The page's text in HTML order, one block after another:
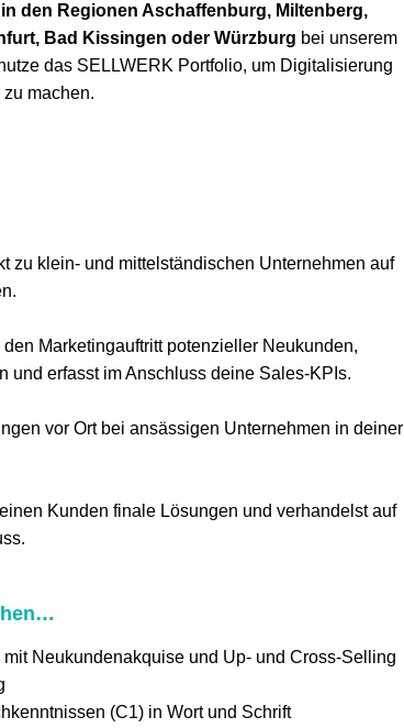
den Regionen Aschaffenburg, Miltenberg,
Bad Kissingen oder Würzburg bei unserem
das SELLWERK Portfolio, um Digitalisierung
machen.
zu klein- und mittelständischen Unternehmen auf
Marketingauftritt potenzieller Neukunden,
und erfasst im Anschluss deine Sales-KPIs.
vor Ort bei ansässigen Unternehmen in deiner
Kunden finale Lösungen und verhandelst auf
Neukundenakquise und Up- und Cross-Selling
(C1) in Wort und Schrift